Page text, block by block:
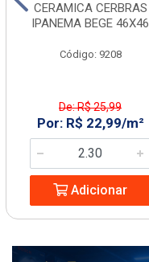
CERAMICA CERBRAS
IPANEMA BEGE 46X46
Código: 9208
De: R$ 25,99
Por: R$ 22,99/m²
Adicionar